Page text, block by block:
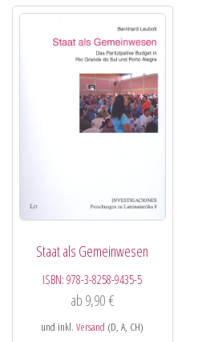
Staat als Gemeinwesen
ISBN:978-3-8258-9435-5
ab 9,90 €
und inkl.Versand (D, A, CH)